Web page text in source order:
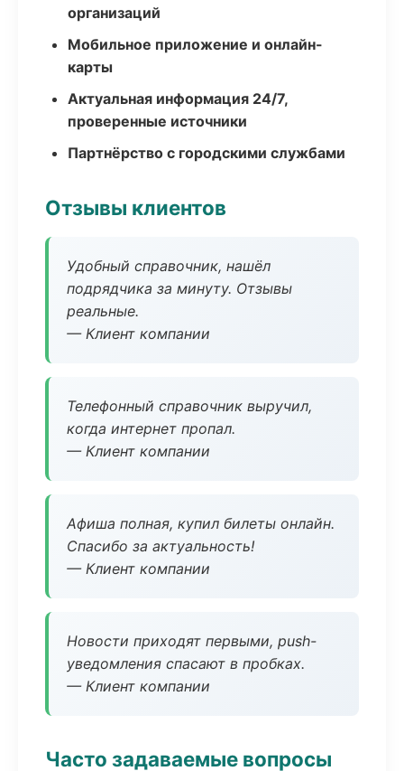
организаций
Мобильное приложение и онлайн-
карты
Актуальная информация 24/7,
проверенные источники
Партнёрство с городскими службами
Отзывы клиентов
Удобный справочник, нашёл
подрядчика за минуту. Отзывы
реальные.
— Клиент компании
Телефонный справочник выручил,
когда интернет пропал.
— Клиент компании
Афиша полная, купил билеты онлайн.
Спасибо за актуальность!
— Клиент компании
Новости приходят первыми, push-
уведомления спасают в пробках.
— Клиент компании
Часто задаваемые вопросы